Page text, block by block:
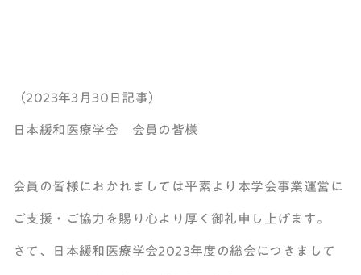
（2023年3月30日記事）
日本緩和医療学会 会員の皆様
会員の皆様におかれましては平素より本学会事業運営に
ご支援・ご協力を賜り心より厚く御礼申し上げます。
さて、日本緩和医療学会2023年度の総会につきまして